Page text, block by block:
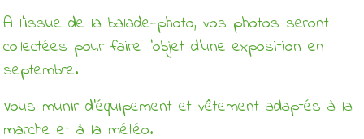
A l'issue de la balade-photo, vos photos seront
collectées pour faire l'objet d'une exposition en
septembre.
Vous munir d'équipement et vêtement adaptés à la
marche et à la météo.